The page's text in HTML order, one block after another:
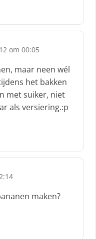
om 00:05
maar neen wél
het bakken
met suiker, niet
als versiering.:p
maken?